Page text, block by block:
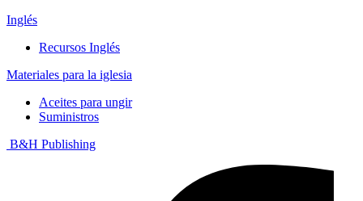
Inglés
Recursos Inglés
Materiales para la iglesia
Aceites para ungir
Suministros
B&H Publishing